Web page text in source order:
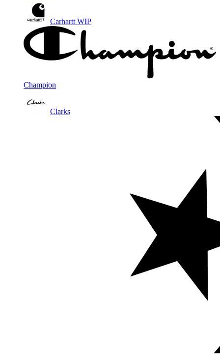
Carhartt WIP
Champion
Clarks